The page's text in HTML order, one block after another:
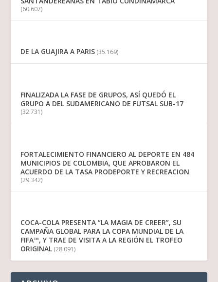
(60.607)
DE LA GUAJIRA A PARIS (35.169)
FINALIZADA LA FASE DE GRUPOS, ASÍ QUEDÓ EL
GRUPO A DEL SUDAMERICANO DE FUTSAL SUB-17
(32.731)
FORTALECIMIENTO FINANCIERO AL DEPORTE EN 484
MUNICIPIOS DE COLOMBIA, QUE APROBARON EL
ACUERDO DE LA TASA PRODEPORTE Y RECREACION
(29.342)
COCA-COLA PRESENTA “LA MAGIA DE CREER”, SU
CAMPAÑA GLOBAL PARA LA COPA MUNDIAL DE LA
FIFA™, Y TRAE DE VISITA A LA REGIÓN EL TROFEO
ORIGINAL (28.091)